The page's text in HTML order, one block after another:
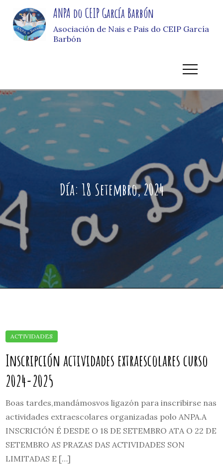
content
ANPA do CEIP García Barbón
Asociación de Nais e Pais do CEIP García
Barbón
Día: 18 Setembro, 2024
Inscripción actividades extraescolares curso
2024-2025
Boas tardes,mandámosvos ligazón para inscribirse nas
actividades extraescolares organizadas polo ANPA.A
INSCRICIÓN É DESDE O 18 DE SETEMBRO ATA O 22 DE
SETEMBRO AS PRAZAS DAS ACTIVIDADES SON
LIMITADAS E […]